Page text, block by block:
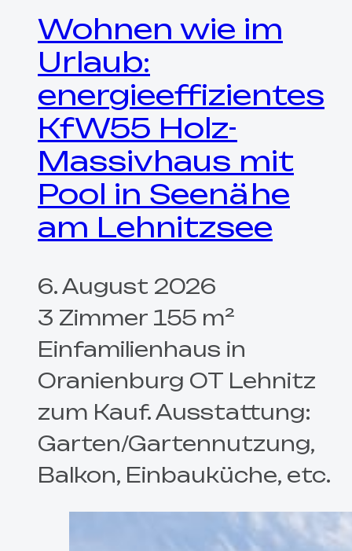
Wohnen wie im
Urlaub:
energieeffizientes
KfW55 Holz-
Massivhaus mit
Pool in Seenähe
am Lehnitzsee
6. August 2026
3 Zimmer 155 m²
Einfamilienhaus in
Oranienburg OT Lehnitz
zum Kauf. Ausstattung:
Garten/Gartennutzung,
Balkon, Einbauküche, etc.